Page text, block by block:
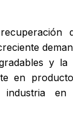
y la
en
industria